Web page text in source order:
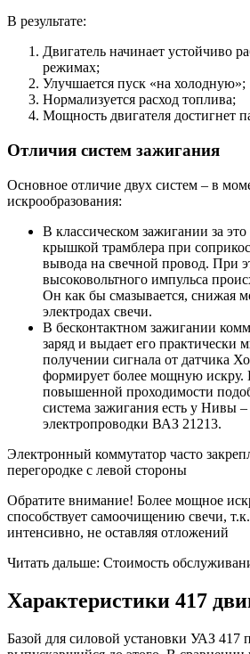
В результате:
Двигатель начинает устойчиво
режимах;
Улучшается пуск «на холодную»;
Нормализуется расход топлива;
Мощность двигателя достигнет
Отличия систем зажигания
Основное отличие двух систем – в
искрообразования:
В классическом зажигании за
крышкой трамблера при
вывода на свечной провод. При
высоковольтного импульса
Он как бы смазывается, снижая
электродах свечи.
В бесконтактном зажигании
заряд и выдает его практически
получении сигнала от датчика
формирует более мощную искру.
повышенной проходимости
система зажигания есть у Нивы
электропроводки ВАЗ 21213.
Электронный коммутатор часто
перегородке с левой стороны
Обратите внимание! Более мощное
способствует самоочищению свечи,
интенсивно, не оставляя отложений
Читать дальше: Стоимость
Характеристики 417
Базой для силовой установки УАЗ 417